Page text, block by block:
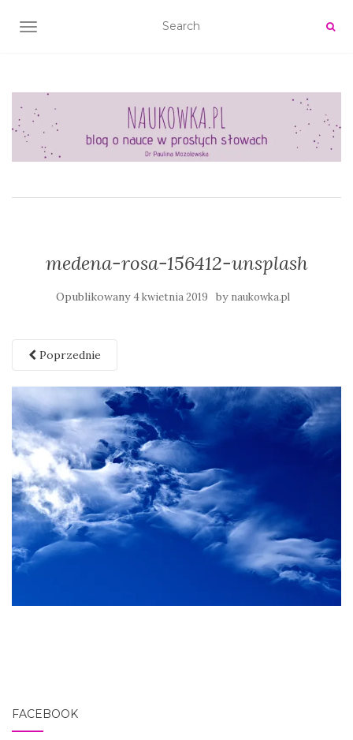
TOGGLE NAVIGATION
medena-rosa-156412-unsplash
Opublikowany4 kwietnia 2019 by naukowka.pl
Poprzednie
FACEBOOK